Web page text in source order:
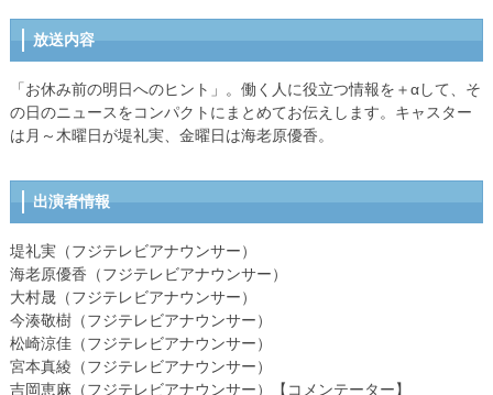
放送内容
「お休み前の明日へのヒント」。働く人に役立つ情報を＋αして、そ
の日のニュースをコンパクトにまとめてお伝えします。キャスター
は月～木曜日が堤礼実、金曜日は海老原優香。
出演者情報
堤礼実（フジテレビアナウンサー）
海老原優香（フジテレビアナウンサー）
大村晟（フジテレビアナウンサー）
今湊敬樹（フジテレビアナウンサー）
松崎涼佳（フジテレビアナウンサー）
宮本真綾（フジテレビアナウンサー）
吉岡恵麻（フジテレビアナウンサー）【コメンテーター】